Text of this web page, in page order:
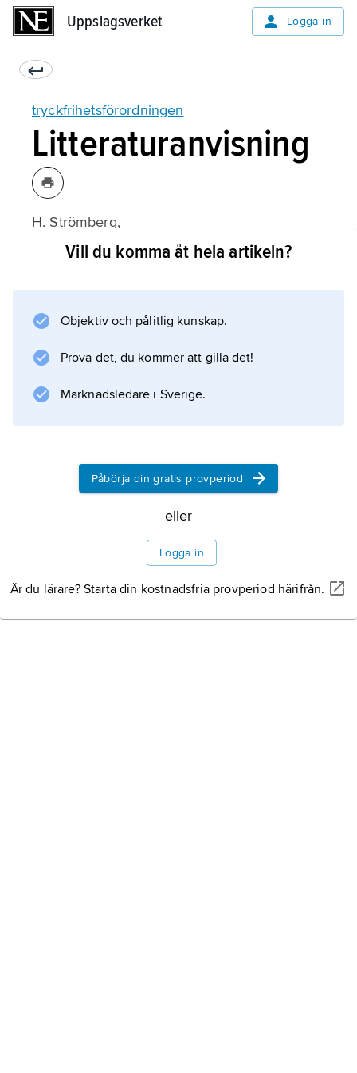
Uppslagsverket Logga in
tryckfrihetsförordningen
Litteraturanvisning
H. Strömberg,
Tryckfrihetsrätt och annan yttrandefrihetsrätt
Vill du komma åt hela artikeln?
Objektiv och pålitlig kunskap.
Prova det, du kommer att gilla det!
Marknadsledare i Sverige.
Påbörja din gratis provperiod
eller
Logga in
Är du lärare? Starta din kostnadsfria provperiod härifrån.